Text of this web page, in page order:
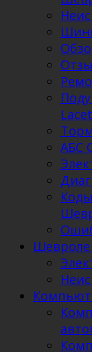
АБС
Шевроле